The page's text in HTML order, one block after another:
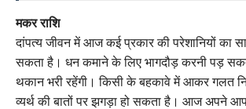
मकर राशि
दांपत्य जीवन में आज कई प्रकार की परेशानियों का
सकता है। धन कमाने के लिए भागदौड़ करनी पड़
थकान भरी रहेंगी। किसी के बहकावे में आकर गलत
व्यर्थ की बातों पर झगड़ा हो सकता है। आज अपने